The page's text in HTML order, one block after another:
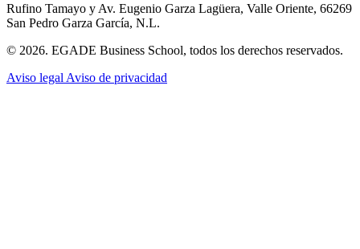
Rufino Tamayo y Av. Eugenio Garza Lagüera, Valle Oriente, 66269
San Pedro Garza García, N.L.
© 2026. EGADE Business School, todos los derechos reservados.
Aviso legal Aviso de privacidad